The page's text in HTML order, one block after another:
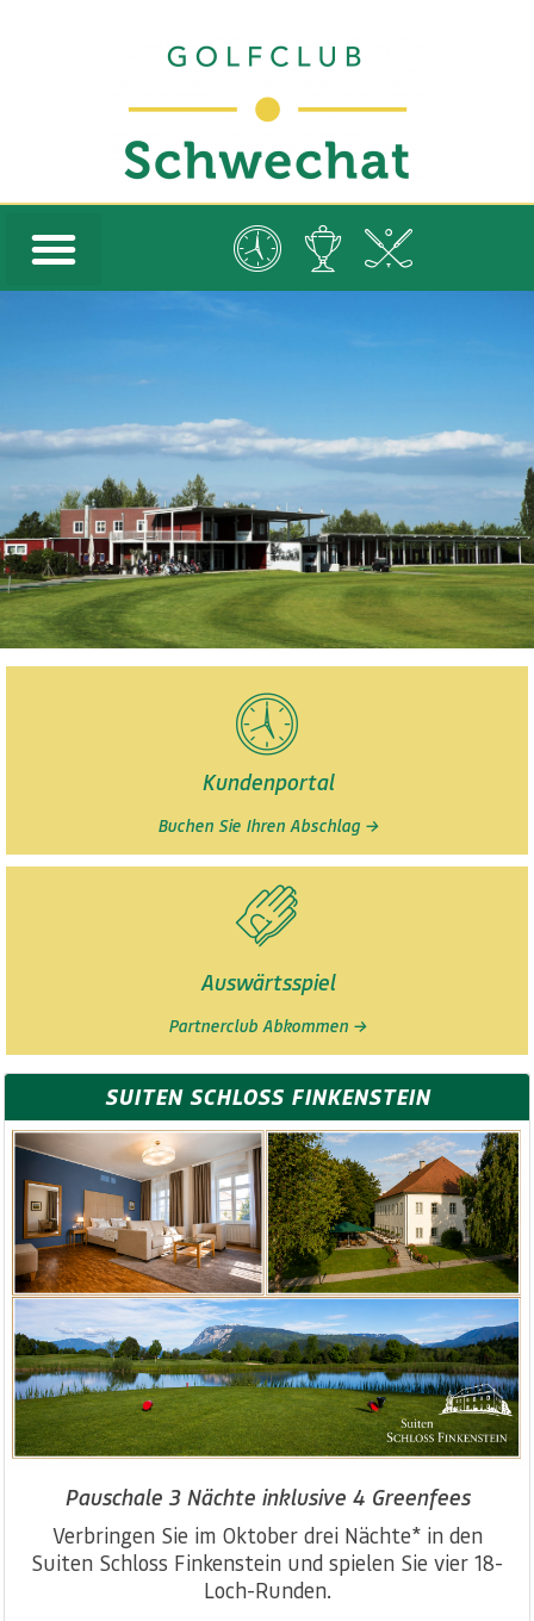
GOLFCLUB SCHWECHAT
Der richtige Platz für alle Golf-Fans!
Jetzt Mitglied werden!
Kundenportal
Buchen Sie Ihren Abschlag →
Auswärtsspiel
Partnerclub Abkommen →
SUITEN SCHLOSS FINKENSTEIN
Pauschale 3 Nächte inklusive 4 Greenfees
Verbringen Sie im Oktober drei Nächte* in den
Suiten Schloss Finkenstein und spielen Sie vier 18-
Loch-Runden.